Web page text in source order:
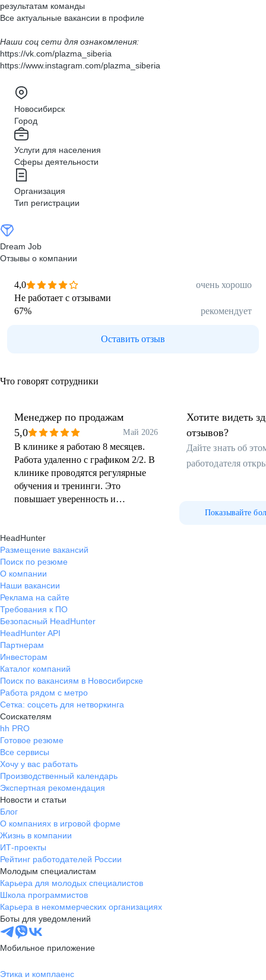
результатам команды
Все актуальные вакансии в профиле
Наши соц сети для ознакомления:
https://vk.com/plazma_siberia
https://www.instagram.com/plazma_siberia
Новосибирск
Город
Услуги для населения
Сферы деятельности
Организация
Тип регистрации
Dream Job
Отзывы о компании
4,0
очень хорошо
Не работает с отзывами
67% рекомендует
Оставить отзыв
Что говорят сотрудники
Менеджер по продажам
5,0
Май 2026
В клинике я работаю 8 месяцев.
Работа удаленно с графиком 2/2. В
клинике проводятся регулярные
обучения и тренинги. Это
повышает уверенность и
хочу отметить дружный и
сплоченный коллектив, всегда
готовый помочь в решении любых
вопросов. И конечно же лояльное,
мотивирующее руководство.
Зарплата всегда в срок, без
задержек. Рада быть частью
команды клиники Plazma Siberia!
Хотите видеть
отзывов?
Дайте знать об
работодателя
Показывайте
HeadHunter
Размещение вакансий
Поиск по резюме
О компании
Наши вакансии
Реклама на сайте
Требования к ПО
Безопасный HeadHunter
HeadHunter API
Партнерам
Инвесторам
Каталог компаний
Поиск по вакансиям в Новосибирске
Работа рядом с метро
Сетка: соцсеть для нетворкинга
Соискателям
hh PRO
Готовое резюме
Все сервисы
Хочу у вас работать
Производственный календарь
Экспертная рекомендация
Новости и статьи
Блог
О компаниях в игровой форме
Жизнь в компании
ИТ-проекты
Рейтинг работодателей России
Молодым специалистам
Карьера для молодых специалистов
Школа программистов
Карьера в некоммерческих организациях
Боты для уведомлений
Мобильное приложение
Этика и комплаенс